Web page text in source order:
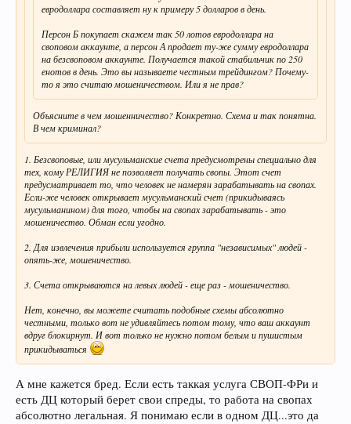
евродоллара составляет ну к примеру 5 долларов в день.
Персон Б покупает скажем так 50 лотов евродоллара на
своповом аккаунте, а персон А продает ту-же сумму евродоллара
на безсвоповом аккаунте. Получается такой стабильчик по 250
енотов в день. Это вы называете честным трейдингом? Почему-
то я это считаю мошеничеством. Или я не прав?
Объясните в чем мошенничество? Конкретно. Схема и так понятна.
В чем криминал?
1. Безсвоповые, или мусульманские счета предусмотрены специально для
тех, кому РЕЛИГИЯ не позволяет получать свопы. Этот счет
предусматривает то, что человек не намерян зарабатывать на свопах.
Если-же человек открывает мусульманский счет (прикидываясь
мусульманином) для того, чтобы на свопах зарабатывать - это
мошеничество. Обман если угодно.
2. Для извлечения прибыли используется группа "независимых" людей -
опять-же, мошеничество.
3. Счета открываются на левых людей - еще раз - мошеничество.
Нет, конечно, вы можете считать подобные схемы абсолютно
честными, только вот не удивляйтесь потом тому, что ваш аккаунт
вдруг блокирнут. И вот только не нужно потом белым и пушистым
прикидываться
А мне кажется бред. Если есть таккая услуга СВОП-ФРи и
есть ДЦ который берет свои спреды, то работа на свопах
абсолютно легальная. Я понимаю если в одном ДЦ...это да